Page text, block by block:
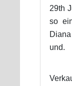
29th
so
und.